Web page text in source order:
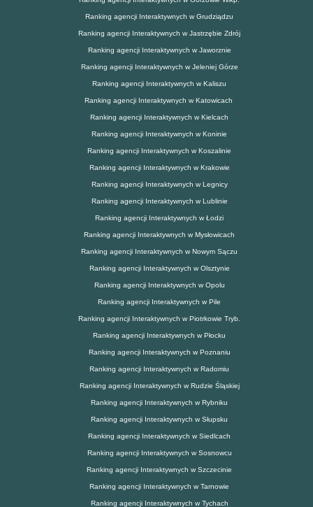
Ranking agencji Interaktywnych w Grudziądzu
Ranking agencji Interaktywnych w Jastrzębie Zdrój
Ranking agencji Interaktywnych w Jaworznie
Ranking agencji Interaktywnych w Jeleniej Górze
Ranking agencji Interaktywnych w Kaliszu
Ranking agencji Interaktywnych w Katowicach
Ranking agencji Interaktywnych w Kielcach
Ranking agencji Interaktywnych w Koninie
Ranking agencji Interaktywnych w Koszalinie
Ranking agencji Interaktywnych w Krakowie
Ranking agencji Interaktywnych w Legnicy
Ranking agencji Interaktywnych w Lublinie
Ranking agencji Interaktywnych w Łodzi
Ranking agencji Interaktywnych w Mysłowicach
Ranking agencji Interaktywnych w Nowym Sączu
Ranking agencji Interaktywnych w Olsztynie
Ranking agencji Interaktywnych w Opolu
Ranking agencji Interaktywnych w Pile
Ranking agencji Interaktywnych w Piotrkowie Tryb.
Ranking agencji Interaktywnych w Płocku
Ranking agencji Interaktywnych w Poznaniu
Ranking agencji Interaktywnych w Radomiu
Ranking agencji Interaktywnych w Rudzie Śląskiej
Ranking agencji Interaktywnych w Rybniku
Ranking agencji Interaktywnych w Słupsku
Ranking agencji Interaktywnych w Siedlcach
Ranking agencji Interaktywnych w Sosnowcu
Ranking agencji Interaktywnych w Szczecinie
Ranking agencji Interaktywnych w Tarnowie
Ranking agencji Interaktywnych w Tychach